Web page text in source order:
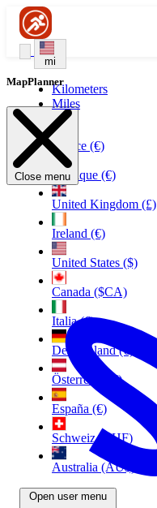
mi
Kilometers
Miles
France (€)
Belgique (€)
United Kingdom (£)
Ireland (€)
United States ($)
Canada ($CA)
Italia (€)
Deutschland (€)
Österreich (€)
España (€)
Schweiz (CHF)
Australia (AU$)
Open user menu
MapPlanner
Close menu